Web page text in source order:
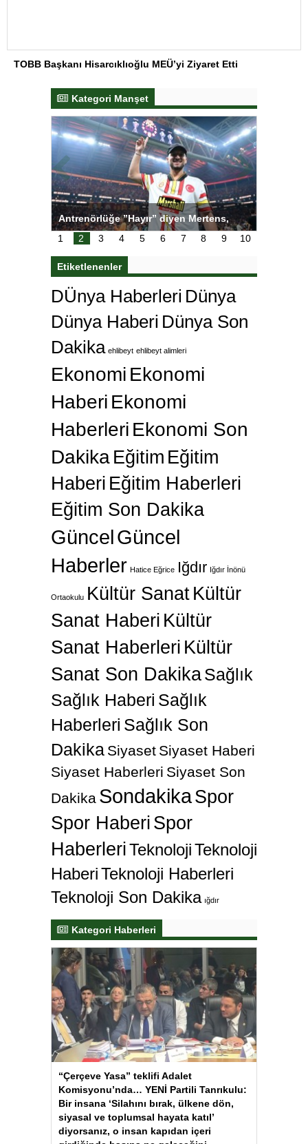
TOBB Başkanı Hisarcıklıoğlu MEÜ’yi Ziyaret Etti
Kategori Manşet
Antrenörlüğe ”Hayır” diyen Mertens,
Galatasaray’dan bakın ne istedi
1
2 3 4 5 6 7 8 9 10
Etiketlenenler
DÜnya Haberleri Dünya
Dünya Haberi Dünya Son
Dakika ehlibeyt ehlibeyt alimleri
Ekonomi Ekonomi
Haberi Ekonomi
Haberleri Ekonomi Son
Dakika Eğitim Eğitim
Haberi Eğitim Haberleri
Eğitim Son Dakika
GüncelGüncel
Haberler Hatice Eğrice Iğdır Iğdır İnönü
Ortaokulu Kültür SanatKültür
Sanat Haberi Kültür
Sanat Haberleri Kültür
Sanat Son DakikaSağlık
Sağlık Haberi Sağlık
Haberleri Sağlık Son
Dakika Siyaset Siyaset Haberi
Siyaset Haberleri Siyaset Son
Dakika SondakikaSpor
Spor Haberi Spor
HaberleriTeknolojiTeknoloji
HaberiTeknoloji Haberleri
Teknoloji Son Dakika ığdır
Kategori Haberleri
“Çerçeve Yasa” teklifi Adalet
Komisyonu’nda… YENİ Partili Tanrıkulu:
Bir insana ‘Silahını bırak, ülkene dön,
siyasal ve toplumsal hayata katıl’
diyorsanız, o insan kapıdan içeri